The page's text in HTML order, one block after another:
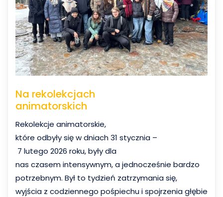
Na rekolekcjach
animatorskich
Rekolekcje animatorskie,
które odbyły się w dniach 31 stycznia –
7 lutego 2026 roku, były dla
nas czasem intensywnym, a jednocześnie bardzo
potrzebnym. Był to tydzień zatrzymania się,
wyjścia z codziennego pośpiechu i spojrzenia głębie